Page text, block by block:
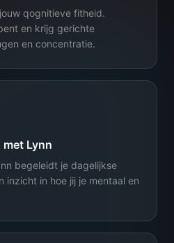
qognitieve fitheid.
en krijg gerichte
en concentratie.
Lynn
begeleidt je dagelijkse
inzicht in hoe jij je mentaal en